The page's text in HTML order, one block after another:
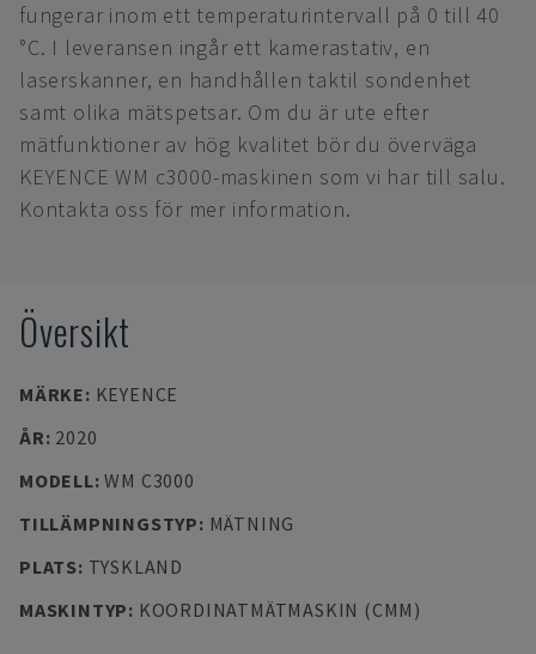
fungerar inom ett temperaturintervall på 0 till 40
°C. I leveransen ingår ett kamerastativ, en
laserskanner, en handhållen taktil sondenhet
samt olika mätspetsar. Om du är ute efter
mätfunktioner av hög kvalitet bör du överväga
KEYENCE WM c3000-maskinen som vi har till salu.
Kontakta oss för mer information.
Översikt
MÄRKE: KEYENCE
ÅR: 2020
MODELL:WM C3000
TILLÄMPNINGSTYP: MÄTNING
PLATS: TYSKLAND
MASKINTYP: KOORDINATMÄTMASKIN (CMM)